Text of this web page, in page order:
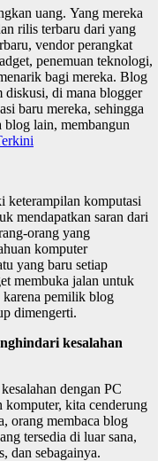
uang. Yang mereka
rilis terbaru dari yang
vendor perangkat
penemuan teknologi,
bagi mereka. Blog
diskusi, di mana blogger
baru mereka, sehingga
blog lain, membangun
keterampilan komputasi
mendapatkan saran dari
orang yang
komputer
yang baru setiap
membuka jalan untuk
pemilik blog
dimengerti.
kesalahan
dengan PC
komputer, kita cenderung
orang membaca blog
tersedia di luar sana,
dan sebagainya.